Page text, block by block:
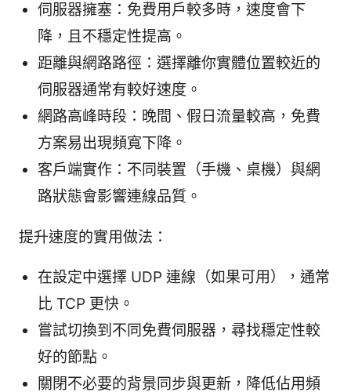
伺服器擁塞：免費用戶較多時，速度會下
降，且不穩定性提高。
距離與網路路徑：選擇離你實體位置較近的
伺服器通常有較好速度。
網路高峰時段：晚間、假日流量較高，免費
方案易出現頻寬下降。
客戶端實作：不同裝置（手機、桌機）與網
路狀態會影響連線品質。
提升速度的實用做法：
在設定中選擇 UDP 連線（如果可用），通常
比 TCP 更快。
嘗試切換到不同免費伺服器，尋找穩定性較
好的節點。
關閉不必要的背景同步與更新，降低佔用頻